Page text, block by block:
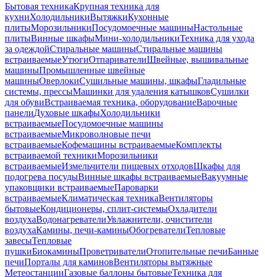
Бытовая техникаКрупная техника для
кухниХолодильникиВытяжкиКухонные
плитыМорозильникиПосудомоечные машиныНастольные
плитыВинные шкафыМини-холодильникиТехника для ухода
за одеждойСтиральные машиныСтиральные машины
встраиваемыеУтюгиОтпаривателиШвейные, вышивальные
машиныПромышленные швейные
машиныОверлокиСушильные машины, шкафыГладильные
системы, прессыМашинки для удаления катышковСушилки
для обувиВстраиваемая техника, оборудованиеВарочные
панелиДуховые шкафыХолодильники
встраиваемыеПосудомоечные машины
встраиваемыеМикроволновые печи
встраиваемыеКофемашины встраиваемыеКомплекты
встраиваемой техникиМорозильники
встраиваемыеИзмельчители пищевых отходовШкафы для
подогрева посудыВинные шкафы встраиваемыеВакуумные
упаковщики встраиваемыеПароварки
встраиваемыеКлиматическая техникаВентиляторы
бытовыеКондиционеры, сплит-системыОхладители
воздухаВодонагревателиУвлажнители, очистители
воздухаКамины, печи-каминыОбогревателиТепловые
завесыТепловые
пушкиБиокаминыПроветривателиОтопительные печиБанные
печиПорталы для каминовВентиляторы вытяжные
МетеостанцииГазовые баллоны бытовыеТехника для